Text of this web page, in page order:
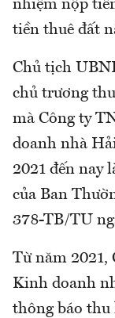
nhiệm nộp
tiền thuê đất
Chủ tịch
chủ trương
mà Công ty
doanh nhà
2021 đến nay
của Ban
378-TB/TU
Từ năm
Kinh doanh
thông báo thu